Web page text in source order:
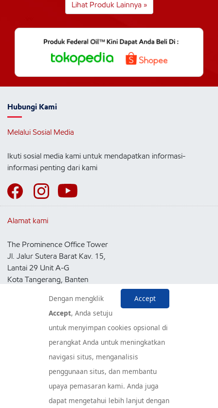
Lihat Produk Lainnya »
Hubungi Kami
Melalui Sosial Media
Ikuti sosial media kami untuk mendapatkan informasi-
informasi penting dari kami
Alamat kami
The Prominence Office Tower
Jl. Jalur Sutera Barat Kav. 15,
Lantai 29 Unit A-G
Kota Tangerang, Banten
Pusat Layanan Konsumen
Accept
Dengan mengklik
Accept, Anda setuju
untuk menyimpan cookies opsional di
perangkat Anda untuk meningkatkan
navigasi situs, menganalisis
penggunaan situs, dan membantu
upaya pemasaran kami. Anda juga
dapat mengetahui lebih lanjut dengan